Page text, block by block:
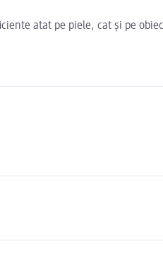
atat pe piele, cat și pe